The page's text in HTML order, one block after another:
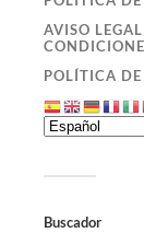
AVISO
POLÍTICA
Buscador